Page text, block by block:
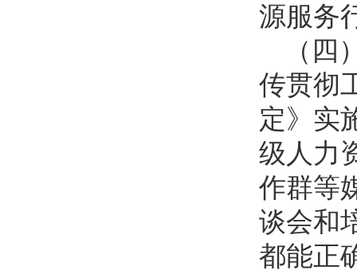
源服务
（
传贯彻
定》实
级人力
作群等
谈会和
都能正